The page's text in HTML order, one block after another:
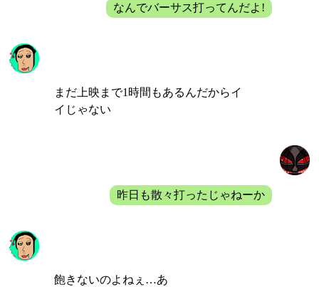
なんでバーサス打ってんだよ!
まだ上映まで1時間もあるんだからイ
イじゃない
昨日も散々打ったじゃねーか
飽きないのよねぇ…あ